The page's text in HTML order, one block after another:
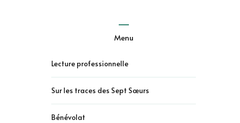
Menu
Lecture professionnelle
Sur les traces des Sept Sœurs
Bénévolat